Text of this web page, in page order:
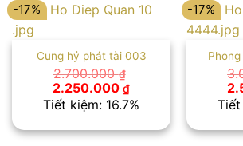
-17%
Cung hỷ phát tài 003
2.700.000₫
Giá
gốc
là:
2.250.000 ₫Giá
hiện
tại
2.250.000 ₫.
Tiết kiệm: 16.7%
-17%
là:
Tiết